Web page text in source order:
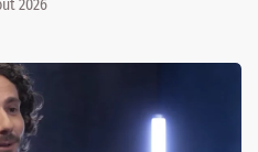
2026